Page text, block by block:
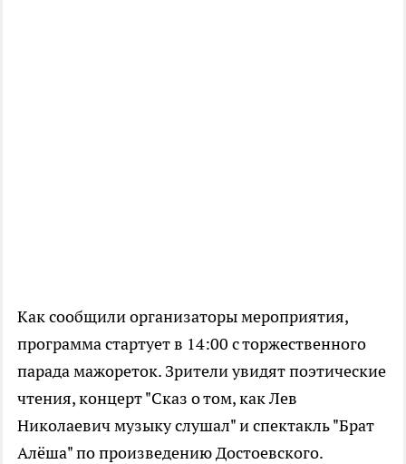
Как сообщили организаторы мероприятия,
программа стартует в 14:00 с торжественного
парада мажореток. Зрители увидят поэтические
чтения, концерт "Сказ о том, как Лев
Николаевич музыку слушал" и спектакль "Брат
Алёша" по произведению Достоевского.